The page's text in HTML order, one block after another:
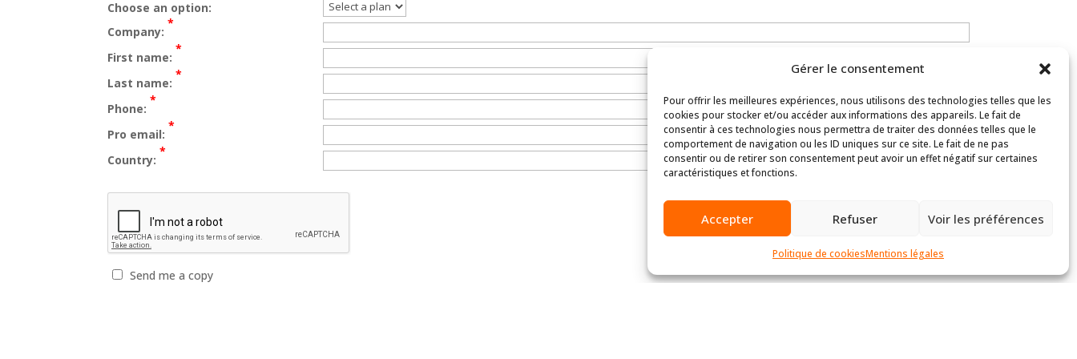
Gérer le consentement
Pour offrir les meilleures expériences, nous utilisons des technologies telles que les
cookies pour stocker et/ou accéder aux informations des appareils. Le fait de
consentir à ces technologies nous permettra de traiter des données telles que le
comportement de navigation ou les ID uniques sur ce site. Le fait de ne pas
consentir ou de retirer son consentement peut avoir un effet négatif sur certaines
caractéristiques et fonctions.
Accepter Refuser Voir les préférences
Politique de cookiesMentions légales
Choose an option:
Company:
*
First name:
*
Last name:
*
Phone:
*
Pro email:
*
Country:
*
Send me a copy